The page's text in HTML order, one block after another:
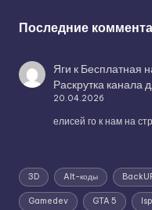
Последние
Яги к Бесплатная
Раскрутка канала
20.04.2026
елисей го к нам на
3D Alt-коды
Gamedev GTA 5